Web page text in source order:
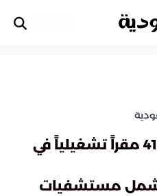
وزارة الدفاع تشارك بـ 41 مقراً تشغيلياً في
مستشفيات